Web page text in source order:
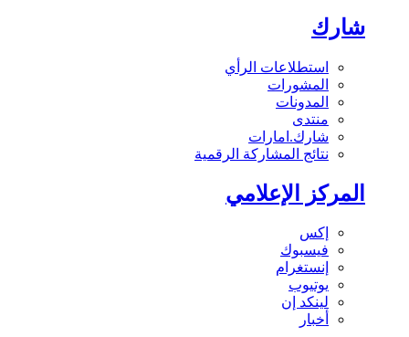
شارك
استطلاعات الرأي
المشورات
المدونات
منتدى
شارك.امارات
نتائج المشاركة الرقمية
المركز الإعلامي
إكس
فيسبوك
إنستغرام
يوتيوب
لينكد إن
أخبار